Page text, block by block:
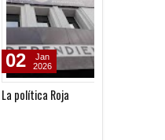
La política Roja
02
Jan
2026